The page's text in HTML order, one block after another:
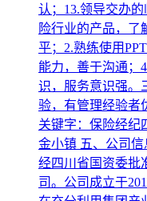
认；13.领导交办
险行业的产品，了
平；2.熟练使用
能力，善于沟通；
识，服务意识强。
验，有管理经验者
关键字：保险经纪
金小镇 五、公司
经四川省国资委批
司。公司成立于